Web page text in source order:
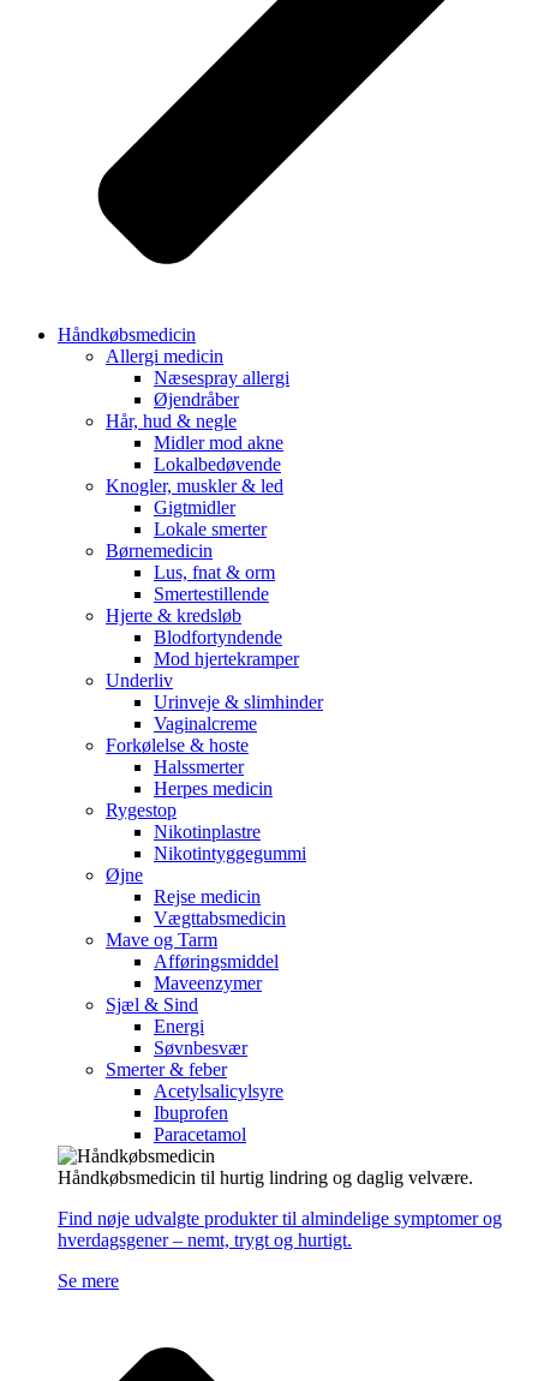
Håndkøbsmedicin
Allergi medicin
Næsespray allergi
Øjendråber
Hår, hud & negle
Midler mod akne
Lokalbedøvende
Knogler, muskler & led
Gigtmidler
Lokale smerter
Børnemedicin
Lus, fnat & orm
Smertestillende
Hjerte & kredsløb
Blodfortyndende
Mod hjertekramper
Underliv
Urinveje & slimhinder
Vaginalcreme
Forkølelse & hoste
Halssmerter
Herpes medicin
Rygestop
Nikotinplastre
Nikotintyggegummi
Øjne
Rejse medicin
Vægttabsmedicin
Mave og Tarm
Afføringsmiddel
Maveenzymer
Sjæl & Sind
Energi
Søvnbesvær
Smerter & feber
Acetylsalicylsyre
Ibuprofen
Paracetamol
Håndkøbsmedicin til hurtig lindring og daglig velvære.
Find nøje udvalgte produkter til almindelige symptomer og
hverdagsgener – nemt, trygt og hurtigt.
Se mere